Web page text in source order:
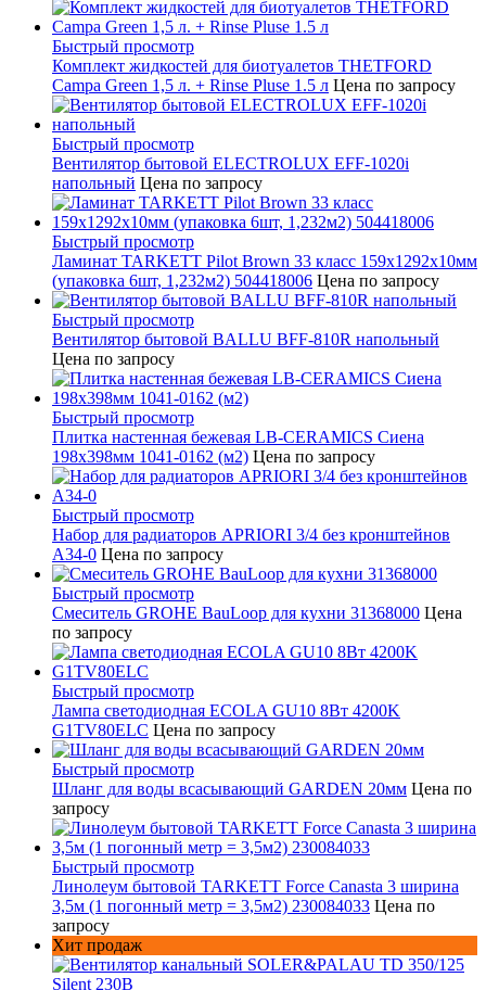
Быстрый просмотр
Комплект жидкостей для биотуалетов THETFORD
Campa Green 1,5 л. + Rinse Pluse 1.5 л Цена по запросу
Быстрый просмотр
Вентилятор бытовой ELECTROLUX EFF-1020i
напольный Цена по запросу
Быстрый просмотр
Ламинат TARKETT Pilot Brown 33 класс 159х1292х10мм
(упаковка 6шт, 1,232м2) 504418006 Цена по запросу
Быстрый просмотр
Вентилятор бытовой BALLU BFF-810R напольный
Цена по запросу
Быстрый просмотр
Плитка настенная бежевая LB-CERAMICS Сиена
198x398мм 1041-0162 (м2) Цена по запросу
Быстрый просмотр
Набор для радиаторов APRIORI 3/4 без кронштейнов
A34-0 Цена по запросу
Быстрый просмотр
Смеситель GROHE BauLoop для кухни 31368000 Цена
по запросу
Быстрый просмотр
Лампа светодиодная ECOLA GU10 8Вт 4200K
G1TV80ELC Цена по запросу
Быстрый просмотр
Шланг для воды всасывающий GARDEN 20мм Цена по
запросу
Быстрый просмотр
Линолеум бытовой TARKETT Force Canasta 3 ширина
3,5м (1 погонный метр = 3,5м2) 230084033 Цена по
запросу
Хит продаж